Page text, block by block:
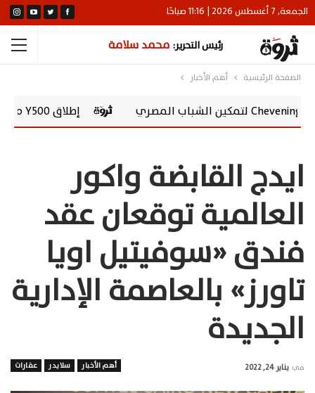
الجمعة, 7 أغسطس 2026 | 11:16 صباحًا
رئيس التحرير: محمد سلامة
الصفحة الرئيسية أهم الأخبار
إطلاق vivo Y500 في مصر.. بطارية 8100 مللي أمبير وشاشة AMOLED 120 هرتز
ايدج القابضة واكور
العالمية توقعان عقد
فندق «سوفيتيل اويا
تاورز» بالعاصمة الإدارية
الجديدة
أهم الأخبار سلايدر عقارات في يناير 24, 2022